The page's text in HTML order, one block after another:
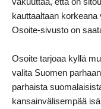
kauttaaltaan
Osoite-sivusto on
Osoite tarjoaa kyllä
valita Suomen
parhaista
kansainvälisempää